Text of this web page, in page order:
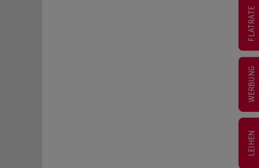
FLATRATE
WERBUNG
LEIHEN